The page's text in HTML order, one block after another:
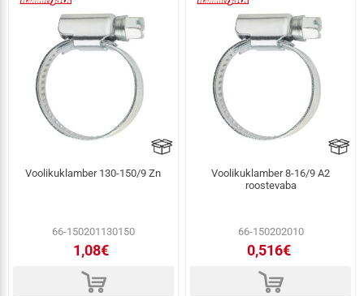
Voolikuklamber 130-150/9 Zn
66-150201130150
1,08€
d
Voolikuklamber 8-16/9 A2
roostevaba
66-150202010
0,516€
d